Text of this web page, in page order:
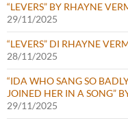
“LEVERS” BY RHAYNE
29/11/2025
“LEVERS” DI RHAYNE
28/11/2025
“IDA WHO SANG SO
JOINED HER IN A SONG”
29/11/2025